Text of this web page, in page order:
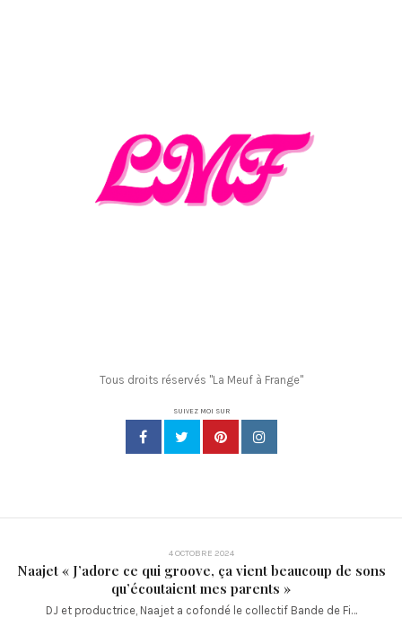
Tous droits réservés "La Meuf à Frange"
SUIVEZ MOI SUR
4 OCTOBRE 2024
Naajet « J’adore ce qui groove, ça vient beaucoup de sons
qu’écoutaient mes parents »
DJ et productrice, Naajet a cofondé le collectif Bande de Fi…